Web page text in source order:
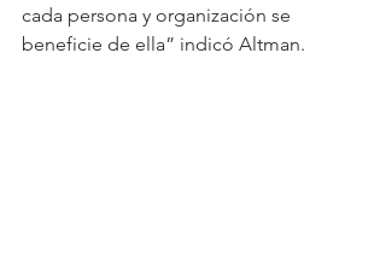
cada persona y organización se
beneficie de ella” indicó Altman.